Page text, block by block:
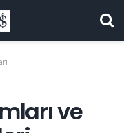
ve